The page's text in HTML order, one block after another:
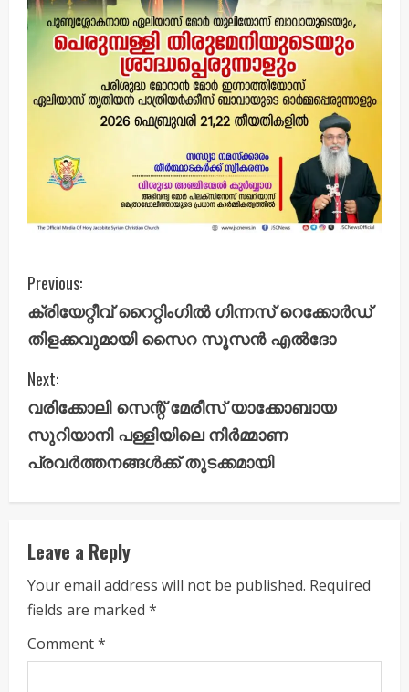
C
o
n
t
i
n
u
e
R
e
a
Previous:
ക്രിയേറ്റീവ് റൈറ്റിംഗിൽ ഗിന്നസ് റെക്കോർഡ്
തിളക്കവുമായി സൈറ സൂസൻ എൽദോ
Next:
വരിക്കോലി സെന്റ് മേരീസ് യാക്കോബായ
സുറിയാനി പള്ളിയിലെ നിർമ്മാണ
പ്രവർത്തനങ്ങൾക്ക് തുടക്കമായി
Leave a Reply
Your email address will not be published. Required
fields are marked *
Comment*